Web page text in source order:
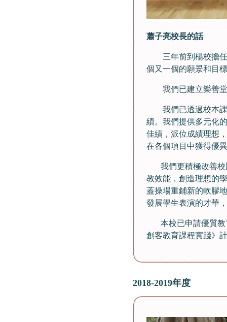
蕭子亮校長的話
三年前到楊校擔任
個又一個的願景和目
我們已建立樂善堂
我們已透過校本課
績。我們提供多元化
佳績，派位成績理想
在各個項目中獲得優
我們更積極改善校
教效能，創造理想的
蓋操場重鋪新的軟膠
發展學生表演的才華
本校已申請優質教
創客教育課程實踐》
2018-2019年度